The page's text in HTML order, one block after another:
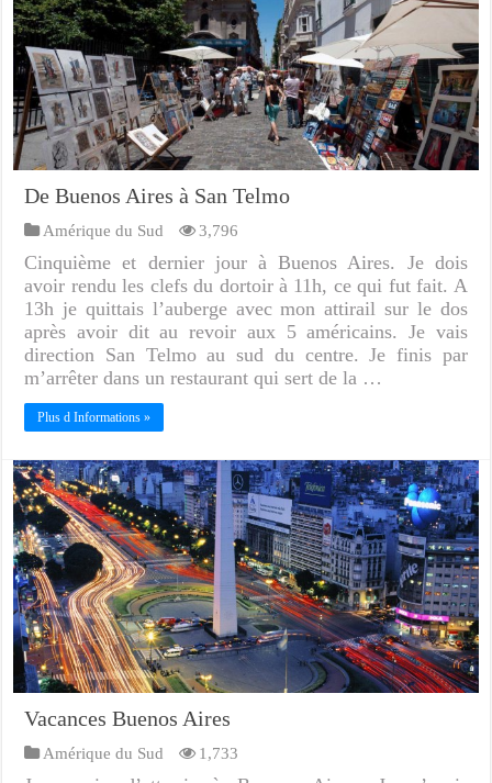
De Buenos Aires à San Telmo
Amérique du Sud 3,796
Cinquième et dernier jour à Buenos Aires. Je dois
avoir rendu les clefs du dortoir à 11h, ce qui fut fait. A
13h je quittais l’auberge avec mon attirail sur le dos
après avoir dit au revoir aux 5 américains. Je vais
direction San Telmo au sud du centre. Je finis par
m’arrêter dans un restaurant qui sert de la …
Plus d Informations »
Vacances Buenos Aires
Amérique du Sud 1,733